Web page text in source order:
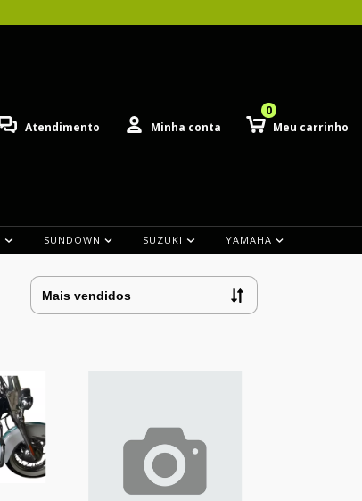
Atendimento Minha conta Meu carrinho
0
SUNDOWN SUZUKI YAMAHA